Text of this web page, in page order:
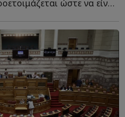
Ο Αλέξης Τσίπρας προετοιμάζεται ώστε να είναι έτοιμο ό...